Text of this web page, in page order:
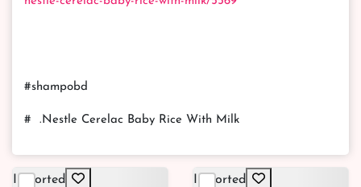
#shampobd
# .Nestle Cerelac Baby Rice With Milk
Imported Imported